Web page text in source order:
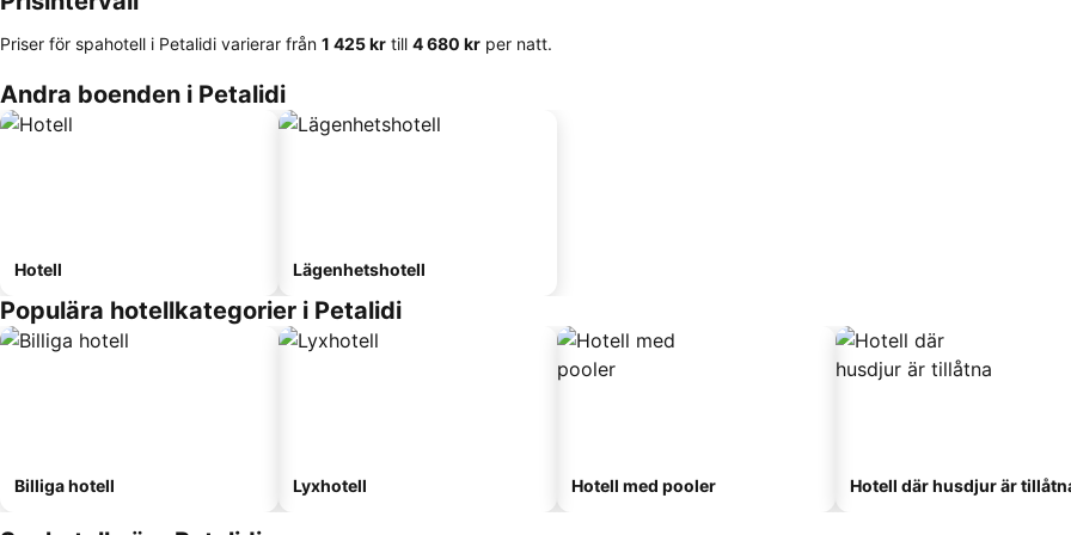
Priser för spahotell i Petalidi varierar från ‎1 425 kr till ‎4 680 kr per natt.
Andra boenden i Petalidi
Hotell Lägenhetshotell
Populära hotellkategorier i Petalidi
Billiga hotell Lyxhotell Hotell med pooler Hotell där husdjur är